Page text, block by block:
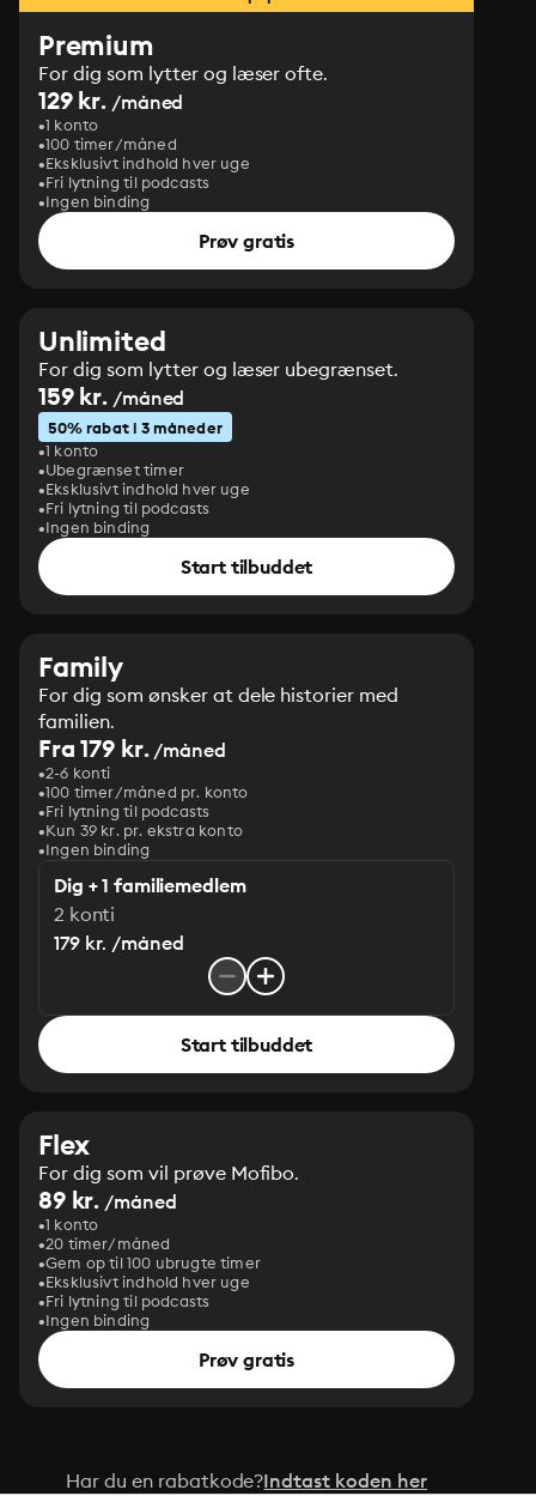
Premium
For dig som lytter og læser ofte.
129 kr. /måned
1 konto
100 timer/måned
Eksklusivt indhold hver uge
Fri lytning til podcasts
Ingen binding
Prøv gratis
Unlimited
For dig som lytter og læser ubegrænset.
159 kr. /måned
50% rabat i 3 måneder
1 konto
Ubegrænset timer
Eksklusivt indhold hver uge
Fri lytning til podcasts
Ingen binding
Start tilbuddet
Family
For dig som ønsker at dele historier med
familien.
Fra 179 kr./måned
2-6 konti
100 timer/måned pr. konto
Fri lytning til podcasts
Kun 39 kr. pr. ekstra konto
Ingen binding
Dig + 1 familiemedlem
2 konti
179 kr. /måned
Start tilbuddet
Flex
For dig som vil prøve Mofibo.
89 kr. /måned
1 konto
20 timer/måned
Gem op til 100 ubrugte timer
Eksklusivt indhold hver uge
Fri lytning til podcasts
Ingen binding
Prøv gratis
Har du en rabatkode?Indtast koden her